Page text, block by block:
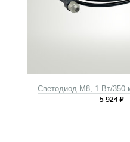
Светодиод M8, 1 Вт/350
5 924₽